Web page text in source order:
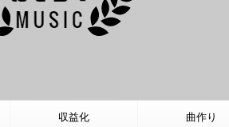
収益化 曲作り